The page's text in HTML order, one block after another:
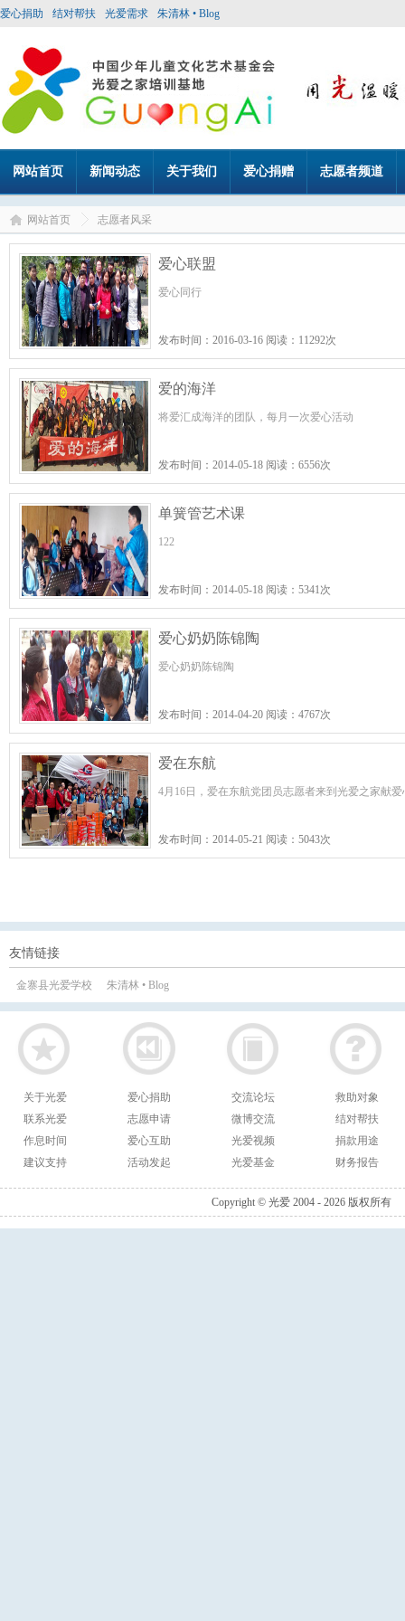
爱心捐助 结对帮扶 光爱需求 朱清林 • Blog
网站首页 新闻动态 关于我们 爱心捐赠 志愿者频道
网站首页 志愿者风采
爱心联盟
爱心同行
发布时间：2016-03-16 阅读：11292次
爱的海洋
将爱汇成海洋的团队，每月一次爱心活动
发布时间：2014-05-18 阅读：6556次
单簧管艺术课
122
发布时间：2014-05-18 阅读：5341次
爱心奶奶陈锦陶
爱心奶奶陈锦陶
发布时间：2014-04-20 阅读：4767次
爱在东航
4月16日，爱在东航党团员志愿者来到光爱之家献爱
发布时间：2014-05-21 阅读：5043次
友情链接
金寨县光爱学校 朱清林 • Blog
关于光爱
联系光爱
作息时间
建议支持
爱心捐助
志愿申请
爱心互助
活动发起
交流论坛
微博交流
光爱视频
光爱基金
救助对象
结对帮扶
捐款用途
财务报告
Copyright © 光爱 2004 - 2026 版权所有